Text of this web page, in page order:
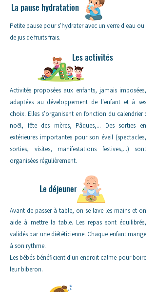
La pause hydratation
Petite pause pour s'hydrater avec un verre d'eau ou
de jus de fruits frais.
Les activités
Activités proposées aux enfants, jamais imposées,
adaptées au développement de l'enfant et à ses
choix. Elles s'organisent en fonction du calendrier :
noël, fête des mères, Pâques,... Des sorties en
extérieures importantes pour son éveil (spectacles,
sorties, visites, manifestations festives,...) sont
organisées régulièrement.
Le déjeuner
Avant de passer à table, on se lave les mains et on
aide à mettre la table. Les repas sont équilibrés,
validés par une diététicienne. Chaque enfant mange
à son rythme.
Les bébés bénéficient d'un endroit calme pour boire
leur biberon.